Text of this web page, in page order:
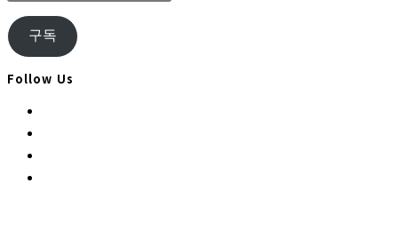
우
편
주
구독
Follow Us